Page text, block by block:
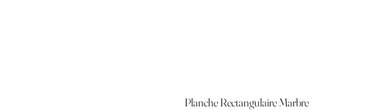
Planche Rectangulaire Marbre